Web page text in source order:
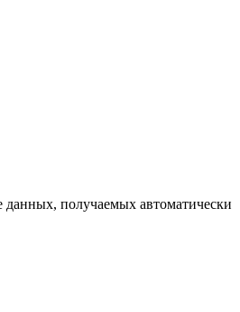
данных, получаемых автоматически